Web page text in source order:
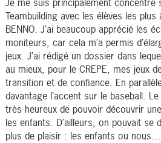
Teambuilding avec les élèves les
BENNO. J’ai beaucoup apprécié les
moniteurs, car cela m’a permis
jeux. J’ai rédigé un dossier dans
au mieux, pour le CREPE, mes jeux
transition et de confiance. En
davantage l’accent sur le baseball.
très heureux de pouvoir découvrir
les enfants. D’ailleurs, on pouvait se
plus de plaisir : les enfants ou nous…